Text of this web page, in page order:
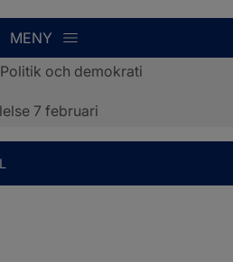
MENY
Politik och demokrati
7 februari